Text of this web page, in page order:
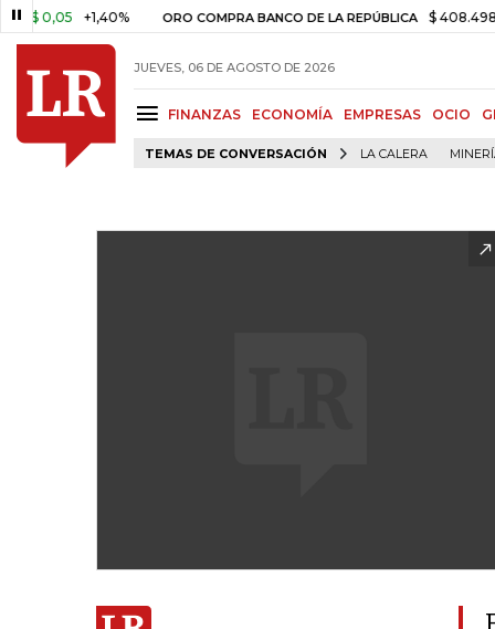
+1,40% ORO COMPRA BANCO DE LA REPÚBLICA $ 408.498,97 +$
JUEVES, 06 DE AGOSTO DE 2026
FINANZAS ECONOMÍA EMPRESAS OCIO
TEMAS DE CONVERSACIÓN LA CALERA